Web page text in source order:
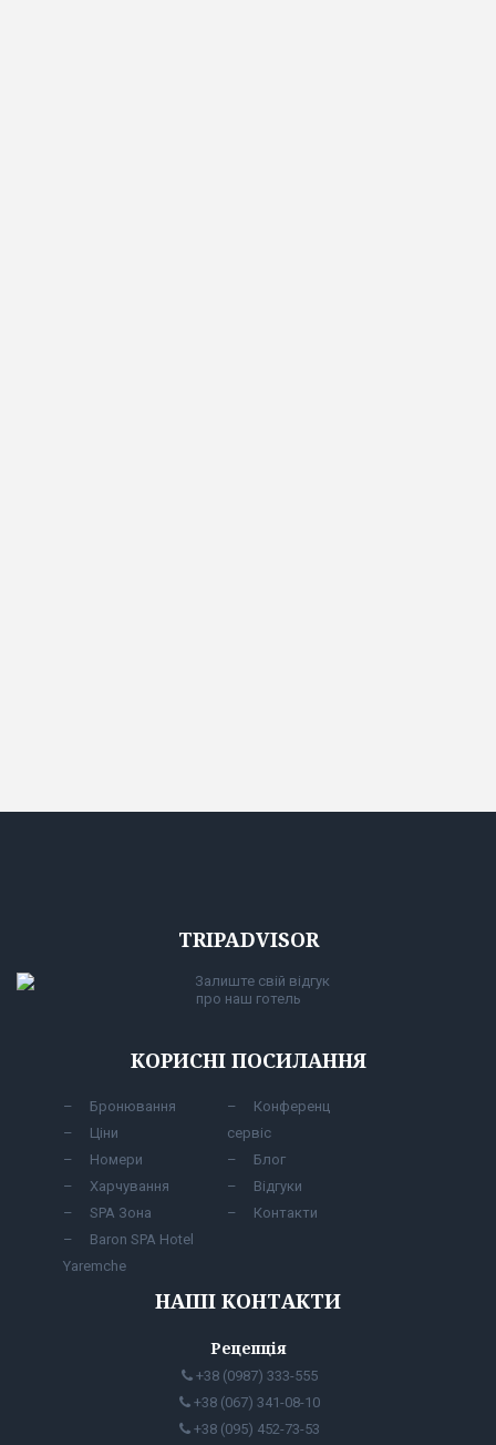
TRIPADVISOR
Залиште свій відгук
про наш готель
КОРИСНІ ПОСИЛАННЯ
Бронювання
Ціни
Номери
Харчування
SPA Зона
Baron SPA Hotel
Yaremche
Конференц
сервіс
Блог
Відгуки
Контакти
НАШІ КОНТАКТИ
Рецепція
+38 (0987) 333-555
+38 (067) 341-08-10
+38 (095) 452-73-53